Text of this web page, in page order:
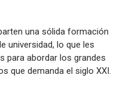
una sólida formación
universidad, lo que les
para abordar los grandes
que demanda el siglo XXI.